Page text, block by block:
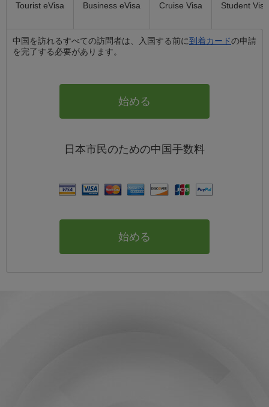
Tourist eVisa Business eVisa Cruise Visa Student Visa
中国を訪れるすべての訪問者は、入国する前に到着カードの申請
を完了する必要があります。
始める
日本市民のための中国手数料
始める